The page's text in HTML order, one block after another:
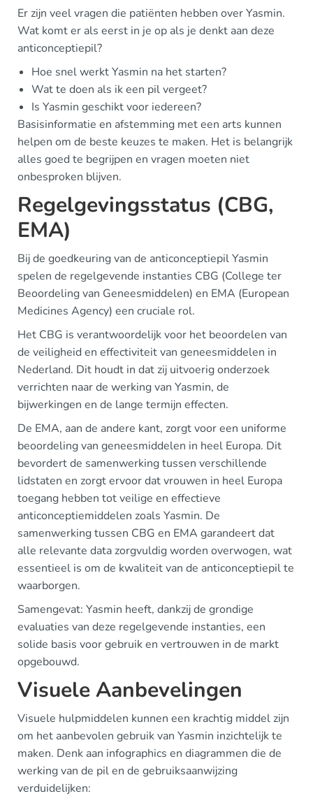
Er zijn veel vragen die patiënten hebben over Yasmin.
Wat komt er als eerst in je op als je denkt aan deze
anticonceptiepil?
Hoe snel werkt Yasmin na het starten?
Wat te doen als ik een pil vergeet?
Is Yasmin geschikt voor iedereen?
Basisinformatie en afstemming met een arts kunnen
helpen om de beste keuzes te maken. Het is belangrijk
alles goed te begrijpen en vragen moeten niet
onbesproken blijven.
Regelgevingsstatus (CBG,
EMA)
Bij de goedkeuring van de anticonceptiepil Yasmin
spelen de regelgevende instanties CBG (College ter
Beoordeling van Geneesmiddelen) en EMA (European
Medicines Agency) een cruciale rol.
Het CBG is verantwoordelijk voor het beoordelen van
de veiligheid en effectiviteit van geneesmiddelen in
Nederland. Dit houdt in dat zij uitvoerig onderzoek
verrichten naar de werking van Yasmin, de
bijwerkingen en de lange termijn effecten.
De EMA, aan de andere kant, zorgt voor een uniforme
beoordeling van geneesmiddelen in heel Europa. Dit
bevordert de samenwerking tussen verschillende
lidstaten en zorgt ervoor dat vrouwen in heel Europa
toegang hebben tot veilige en effectieve
anticonceptiemiddelen zoals Yasmin. De
samenwerking tussen CBG en EMA garandeert dat
alle relevante data zorgvuldig worden overwogen, wat
essentieel is om de kwaliteit van de anticonceptiepil te
waarborgen.
Samengevat: Yasmin heeft, dankzij de grondige
evaluaties van deze regelgevende instanties, een
solide basis voor gebruik en vertrouwen in de markt
opgebouwd.
Visuele Aanbevelingen
Visuele hulpmiddelen kunnen een krachtig middel zijn
om het aanbevolen gebruik van Yasmin inzichtelijk te
maken. Denk aan infographics en diagrammen die de
werking van de pil en de gebruiksaanwijzing
verduidelijken: